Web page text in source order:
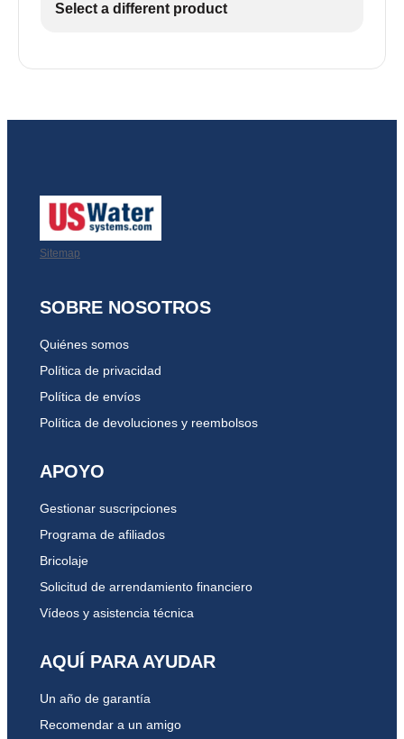
Select a different product
Sitemap
SOBRE NOSOTROS
Quiénes somos
Política de privacidad
Política de envíos
Política de devoluciones y reembolsos
APOYO
Gestionar suscripciones
Programa de afiliados
Bricolaje
Solicitud de arrendamiento financiero
Vídeos y asistencia técnica
AQUÍ PARA AYUDAR
Un año de garantía
Recomendar a un amigo